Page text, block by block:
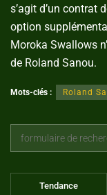
s’agit d’un contrat
option
Moroka Swallows
de Roland Sanou.
Mots-clés : Roland
Tendance